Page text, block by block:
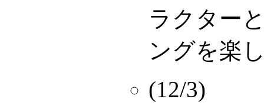
ラクター
ングを楽
(12/3)